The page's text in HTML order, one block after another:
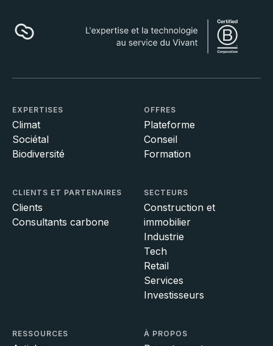
EXPERTISES
Climat
Sociétal
Biodiversité
OFFRES
Plateforme
Conseil
Formation
CLIENTS ET PARTENAIRES
Clients
Consultants carbone
SECTEURS
Construction et
immobilier
Industrie
Tech
Retail
Services
Investisseurs
RESSOURCES À PROPOS